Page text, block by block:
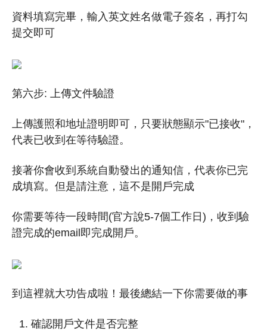
資料填寫完畢，輸入英文姓名做電子簽名，再打勾
提交即可
第六步: 上傳文件驗證
上傳護照和地址證明即可，只要狀態顯示"已接收"，
代表已收到在等待驗證。
接著你會收到系統自動發出的通知信，代表你已完
成填寫。但是請注意，這不是開戶完成
你需要等待一段時間(官方說5-7個工作日)，收到驗
證完成的email即完成開戶。
到這裡就大功告成啦！最後總結一下你需要做的事
確認開戶文件是否完整